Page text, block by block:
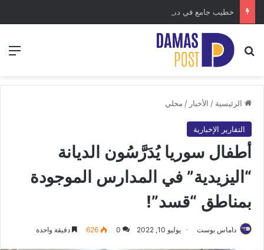
بحث عن
الرئيسية / الأخبار / محلي
التقارير الإخبارية
أطفال سوريا يُدَرَّسُون الديانة
“اليزيدية” في المدارس الموجودة
بمناطق “قسد”!
داماس بوست يوليو 10, 2022 0
626 دقيقة واحدة